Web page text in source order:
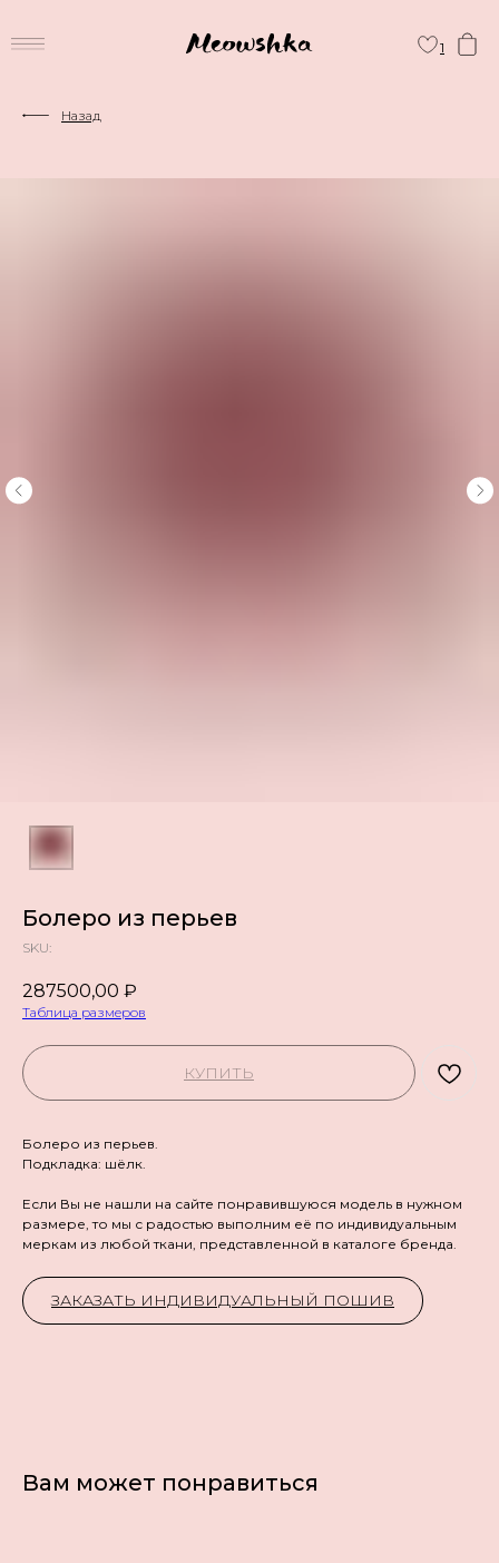
1
Назад
Болеро из перьев
SKU:
287500,00 ₽
Таблица размеров
КУПИТЬ
Болеро из перьев.
Подкладка: шёлк.
Если Вы не нашли на сайте понравившуюся модель в нужном
размере, то мы с радостью выполним её по индивидуальным
меркам из любой ткани, представленной в каталоге бренда.
ЗАКАЗАТЬ ИНДИВИДУАЛЬНЫЙ ПОШИВ
Вам может понравиться